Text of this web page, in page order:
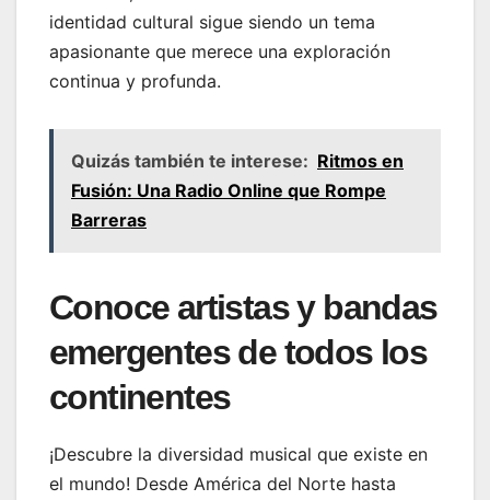
identidad cultural sigue siendo un tema
apasionante que merece una exploración
continua y profunda.
Quizás también te interese: Ritmos en
Fusión: Una Radio Online que Rompe
Barreras
Conoce artistas y bandas
emergentes de todos los
continentes
¡Descubre la diversidad musical que existe en
el mundo! Desde América del Norte hasta